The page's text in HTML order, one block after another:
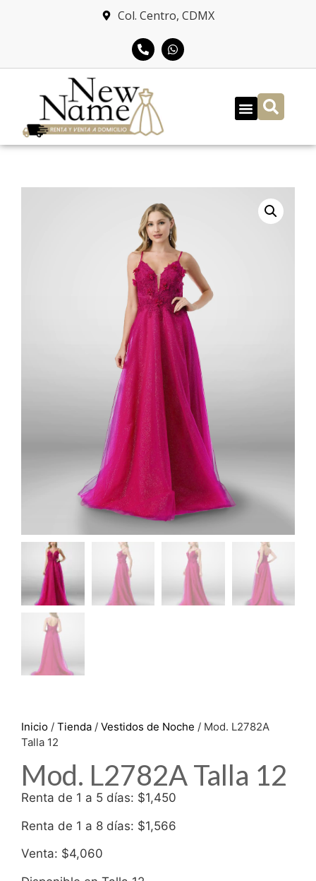
Col. Centro, CDMX
Inicio / Tienda / Vestidos de Noche / Mod. L2782A
Talla 12
Mod. L2782A Talla 12
Renta de 1 a 5 días: $1,450
Renta de 1 a 8 días: $1,566
Venta: $4,060